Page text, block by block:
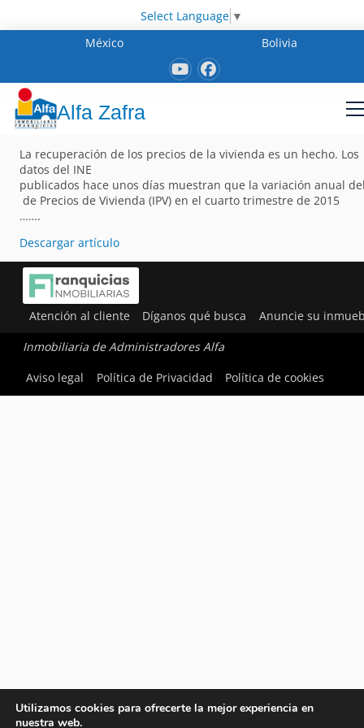
Select Language ▼
México
Bolivia
Alfa Zafra
La recuperación de los precios de la vivienda es un hecho. Los
datos del INE
publicados hace unos días muestran que la variación anual
de Precios de Vivienda (IPV) en el cuarto trimestre de 2015
…….
Descargar artículo
Atención al cliente Díganos qué busca Anuncie su
Inmobiliaria de Administradores Alfa
Aviso legal
Política de Privacidad Política de cookies
Utilizamos cookies para ofrecerte la mejor experiencia en
nuestra web.